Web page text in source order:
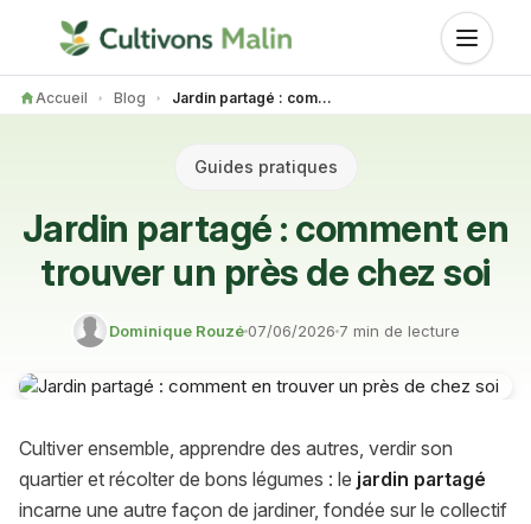
Accueil Blog Jardin partagé : comment en trouver un près de chez soi
Guides pratiques
Jardin partagé : comment en
trouver un près de chez soi
Dominique Rouzé 07/06/2026 7 min de lecture
Cultiver ensemble, apprendre des autres, verdir son
quartier et récolter de bons légumes : le jardin partagé
incarne une autre façon de jardiner, fondée sur le collectif